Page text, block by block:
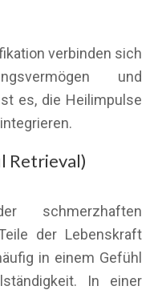
verbinden sich
und
es, die Heilimpulse
Retrieval)
schmerzhaften
der Lebenskraft
in einem Gefühl
In einer